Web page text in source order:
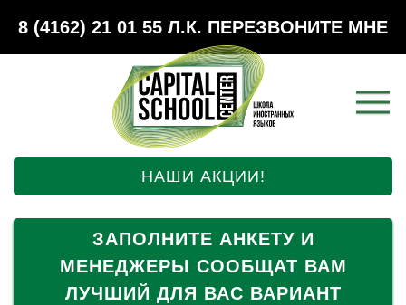
8 (4162) 21 01 55 Л.К. ПЕРЕЗВОНИТЕ МНЕ
НАШИ АКЦИИ!
ЗАПОЛНИТЕ АНКЕТУ И
МЕНЕДЖЕРЫ СООБЩАТ ВАМ
ЛУЧШИЙ ДЛЯ ВАС ВАРИАНТ